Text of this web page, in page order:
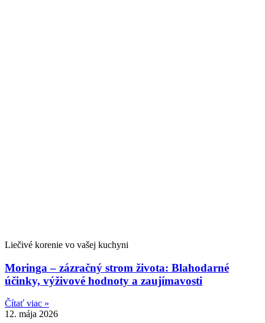
Liečivé korenie vo vašej kuchyni
Moringa – zázračný strom života: Blahodarné
účinky, výživové hodnoty a zaujímavosti
Čítať viac »
12. mája 2026